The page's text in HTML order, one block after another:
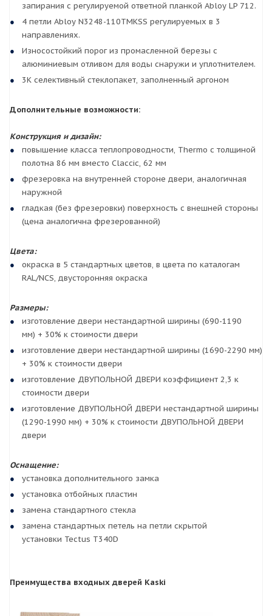
запирания с регулируемой ответной планкой Abloy LP 712.
4 петли Abloy N3248-110TMKSS регулируемых в 3
направлениях.
Износостойкий порог из промасленной березы с
алюминиевым отливом для воды снаружи и уплотнителем.
3К селективный стеклопакет, заполненный аргоном
Дополнительные возможности:
Конструкция и дизайн:
повышение класса теплопроводности, Thermo с толщиной
полотна 86 мм вместо Claccic, 62 мм
фрезеровка на внутренней стороне двери, аналогичная
наружной
гладкая (без фрезеровки) поверхность с внешней стороны
(цена аналогична фрезерованной)
Цвета:
окраска в 5 стандартных цветов, в цвета по каталогам
RAL/NCS, двусторонняя окраска
Размеры:
изготовление двери нестандартной ширины (690-1190
мм) + 30% к стоимости двери
изготовление двери нестандартной ширины (1690-2290 мм)
+ 30% к стоимости двери
изготовление ДВУПОЛЬНОЙ ДВЕРИ коэффициент 2,3 к
стоимости двери
изготовление ДВУПОЛЬНОЙ ДВЕРИ нестандартной ширины
(1290-1990 мм) + 30% к стоимости ДВУПОЛЬНОЙ ДВЕРИ
двери
Оснащение:
установка дополнительного замка
установка отбойных пластин
замена стандартного стекла
замена стандартных петель на петли скрытой
установки Tectus T340D
Преимущества входных дверей Kaski